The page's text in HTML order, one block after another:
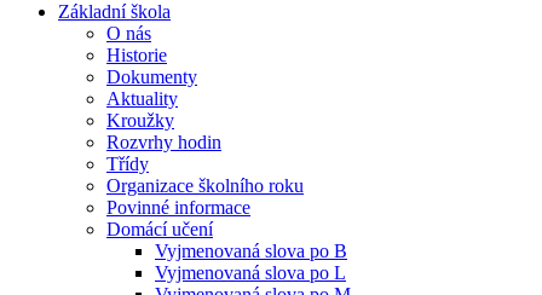
Základní škola
O nás
Historie
Dokumenty
Aktuality
Kroužky
Rozvrhy hodin
Třídy
Organizace školního roku
Povinné informace
Domácí učení
Vyjmenovaná slova po B
Vyjmenovaná slova po L